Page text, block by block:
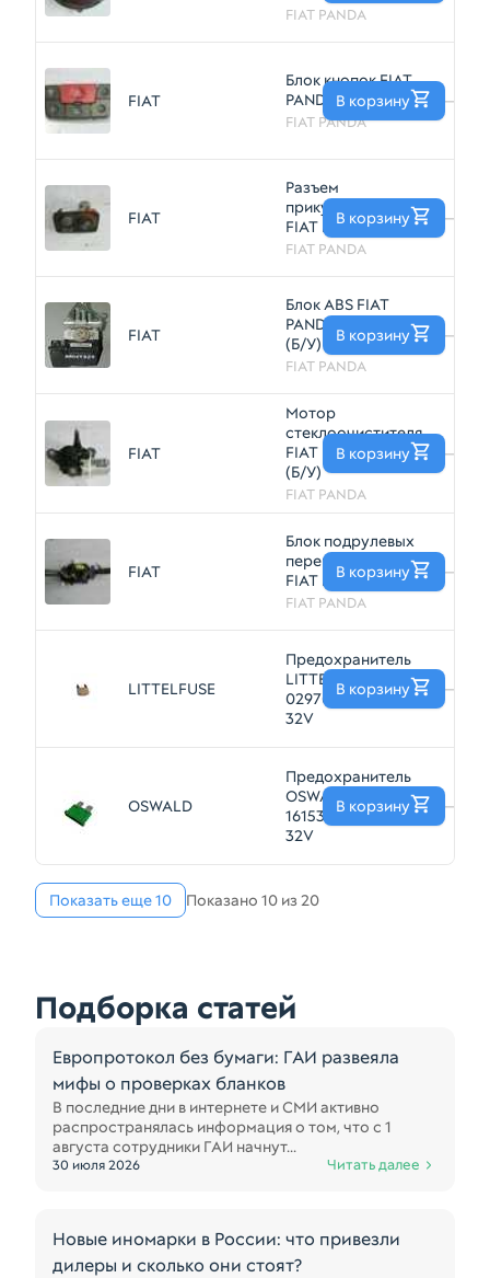
FIAT PANDA
FIAT
Блок кнопок FIAT
PANDA (Б/У)
FIAT PANDA
—
В корзину
FIAT
Разъем
прикуривателя
FIAT PANDA (Б/У)
FIAT PANDA
—
В корзину
FIAT
Блок ABS FIAT
PANDA 188A4000
(Б/У)
FIAT PANDA
—
В корзину
FIAT
Мотор
стеклоочистителя
FIAT PANDA Задн
(Б/У)
FIAT PANDA
—
В корзину
FIAT
Блок подрулевых
переключателей
FIAT PANDA (Б/У)
FIAT PANDA
—
В корзину
LITTELFUSE
Предохранитель
LITTELFUSE
0297025LXN 25A
32V
—
В корзину
OSWALD
Предохранитель
OSWALD
161530700 30A
32V
—
В корзину
Показать еще 10 Показано 10 из 20
Подборка статей
Европротокол без бумаги: ГАИ развеяла
мифы о проверках бланков
В последние дни в интернете и СМИ активно
распространялась информация о том, что с 1
августа сотрудники ГАИ начнут...
30 июля 2026 Читать далее
Новые иномарки в России: что привезли
дилеры и сколько они стоят?